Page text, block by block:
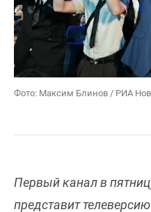
Фото: Максим Блинов / РИА
Первый канал в
представит